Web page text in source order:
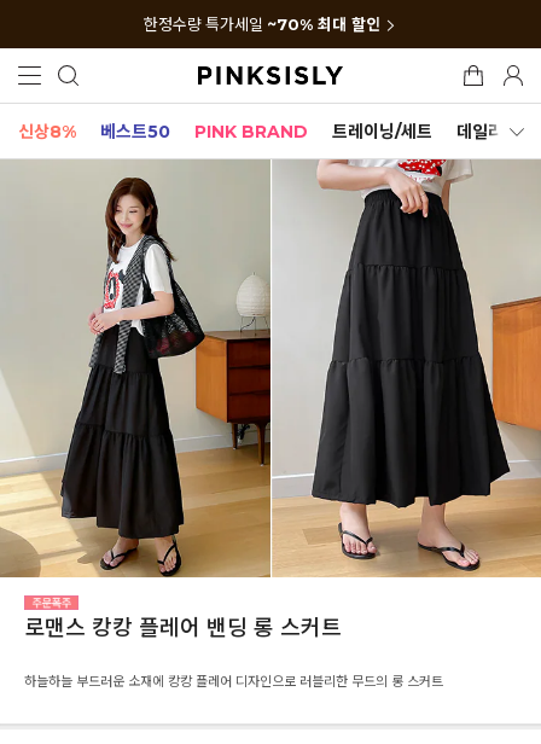
한정수량 특가세일 ~70% 최대 할인
신상8% 베스트50 PINK BRAND 트레이닝/세트 데일리세트
로맨스 캉캉 플레어 밴딩 롱 스커트
하늘하늘 부드러운 소재에 캉캉 플레어 디자인으로 러블리한 무드의 롱 스커트